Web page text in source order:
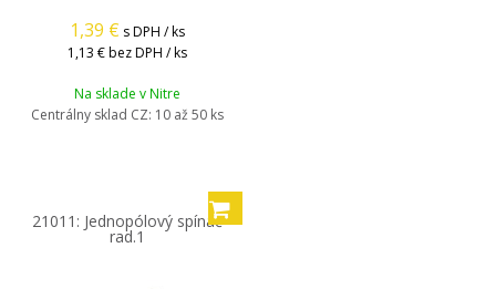
1,39 € s DPH / ks
1,13 € bez DPH / ks
Na sklade v Nitre
Centrálny sklad CZ: 10 až 50 ks
21011: Jednopólový spínač
rad.1